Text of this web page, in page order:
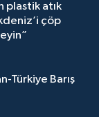
plastik atık
çöp
Türkiye Barış